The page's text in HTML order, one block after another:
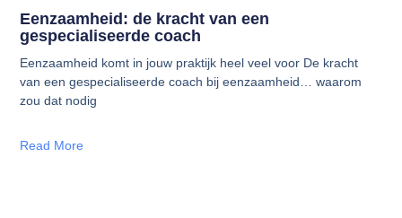
Eenzaamheid: de kracht van een
gespecialiseerde coach
Eenzaamheid komt in jouw praktijk heel veel voor De kracht
van een gespecialiseerde coach bij eenzaamheid… waarom
zou dat nodig
Read More